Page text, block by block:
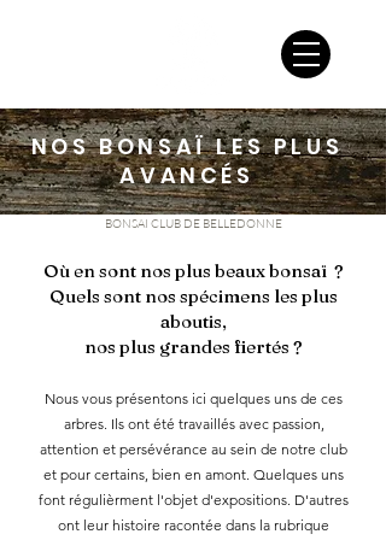
NOS BONSAÏ LES PLUS
AVANCÉS
BONSAI CLUB DE BELLEDONNE
Où en sont nos plus beaux bonsaï ?
Quels sont nos spécimens les plus
aboutis,
nos plus grandes fiertés ?
Nous vous présentons ici quelques uns de ces
arbres. Ils ont été travaillés avec passion,
attention et persévérance au sein de notre club
et pour certains, bien en amont. Quelques uns
font régulièrment l'objet d'expositions. D'autres
ont leur histoire racontée dans la rubrique